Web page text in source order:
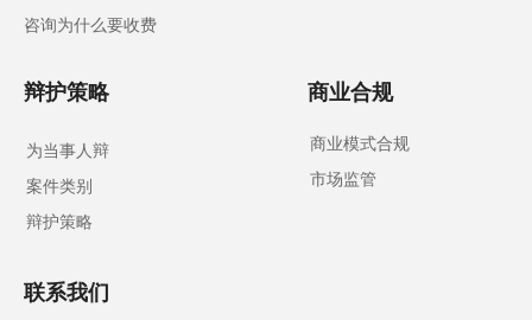
咨询为什么要收费
联系我们
辩护策略
为当事人辩
案件类别
辩护策略
商业合规
商业模式合规
市场监管